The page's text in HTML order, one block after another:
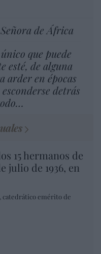
de África
que puede
esté, de alguna
arder en épocas
detrás
15 hermanos de
julio de 1936, en
catedrático emérito de